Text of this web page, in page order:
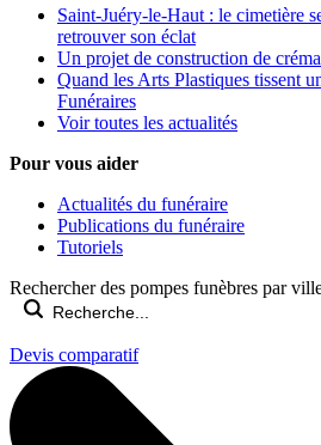
Saint-Juéry-le-Haut : le cimetière
retrouver son éclat
Un projet de construction de
Quand les Arts Plastiques tissent
Funéraires
Voir toutes les actualités
Pour vous aider
Actualités du funéraire
Publications du funéraire
Tutoriels
Rechercher des pompes funèbres par
Devis comparatif